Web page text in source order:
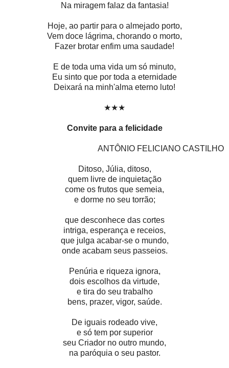
Na miragem falaz da fantasia!
Hoje, ao partir para o almejado porto,
Vem doce lágrima, chorando o morto,
Fazer brotar enfim uma saudade!
E de toda uma vida um só minuto,
Eu sinto que por toda a eternidade
Deixará na minh'alma eterno luto!
★★★
Convite para a felicidade
ANTÔNIO FELICIANO CASTILHO
Ditoso, Júlia, ditoso,
quem livre de inquietação
come os frutos que semeia,
e dorme no seu torrão;
que desconhece das cortes
intriga, esperança e receios,
que julga acabar-se o mundo,
onde acabam seus passeios.
Penúria e riqueza ignora,
dois escolhos da virtude,
e tira do seu trabalho
bens, prazer, vigor, saúde.
De iguais rodeado vive,
e só tem por superior
seu Criador no outro mundo,
na paróquia o seu pastor.